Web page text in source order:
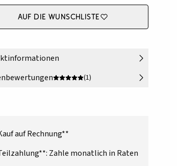
Auf die Wunschliste
(1)
auf Rechnung**
Zahle monatlich in Raten